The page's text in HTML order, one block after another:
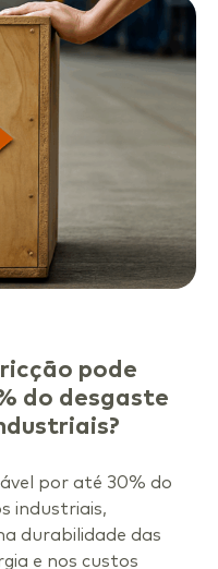
pode
do desgaste
por até 30% do
industriais,
durabilidade das
e nos custos